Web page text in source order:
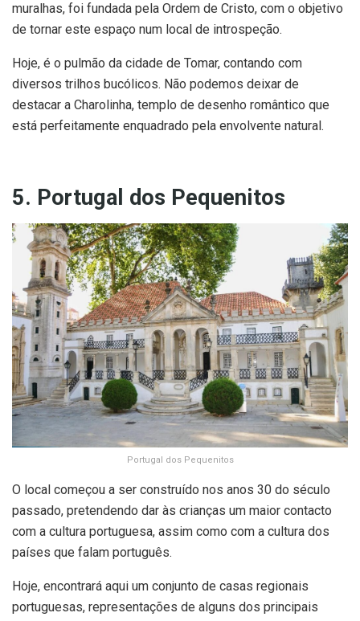
muralhas, foi fundada pela Ordem de Cristo, com o objetivo
de tornar este espaço num local de introspeção.
Hoje, é o pulmão da cidade de Tomar, contando com
diversos trilhos bucólicos. Não podemos deixar de
destacar a Charolinha, templo de desenho romântico que
está perfeitamente enquadrado pela envolvente natural.
5. Portugal dos Pequenitos
Portugal dos Pequenitos
O local começou a ser construído nos anos 30 do século
passado, pretendendo dar às crianças um maior contacto
com a cultura portuguesa, assim como com a cultura dos
países que falam português.
Hoje, encontrará aqui um conjunto de casas regionais
portuguesas, representações de alguns dos principais